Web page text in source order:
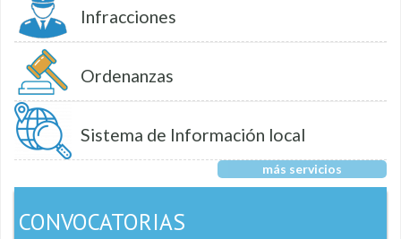
Infracciones
Ordenanzas
Sistema de Información local
más servicios
CONVOCATORIAS